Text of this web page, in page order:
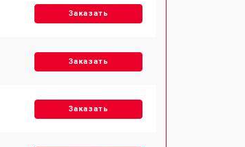
Заказать
Заказать
Заказать